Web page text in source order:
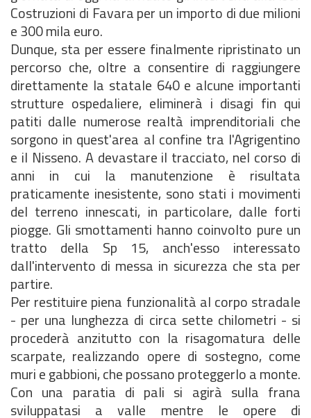
Costruzioni di Favara per un importo di due milioni
e 300 mila euro.
Dunque, sta per essere finalmente ripristinato un
percorso che, oltre a consentire di raggiungere
direttamente la statale 640 e alcune importanti
strutture ospedaliere, eliminerà i disagi fin qui
patiti dalle numerose realtà imprenditoriali che
sorgono in quest'area al confine tra l'Agrigentino
e il Nisseno. A devastare il tracciato, nel corso di
anni in cui la manutenzione è risultata
praticamente inesistente, sono stati i movimenti
del terreno innescati, in particolare, dalle forti
piogge. Gli smottamenti hanno coinvolto pure un
tratto della Sp 15, anch'esso interessato
dall'intervento di messa in sicurezza che sta per
partire.
Per restituire piena funzionalità al corpo stradale
- per una lunghezza di circa sette chilometri - si
procederà anzitutto con la risagomatura delle
scarpate, realizzando opere di sostegno, come
muri e gabbioni, che possano proteggerlo a monte.
Con una paratia di pali si agirà sulla frana
sviluppatasi a valle mentre le opere di